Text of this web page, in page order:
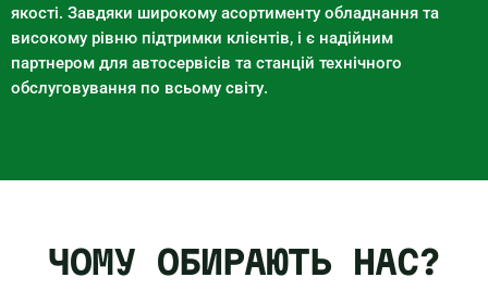
якості. Завдяки широкому асортименту обладнання та
високому рівню підтримки клієнтів, і є надійним
партнером для автосервісів та станцій технічного
обслуговування по всьому світу.
ЧОМУ ОБИРАЮТЬ НАС?